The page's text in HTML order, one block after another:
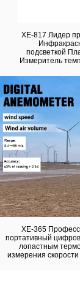
XE-817 Лидер
подсветкой
Измеритель
XE-365
портативный
лопастным
измерения